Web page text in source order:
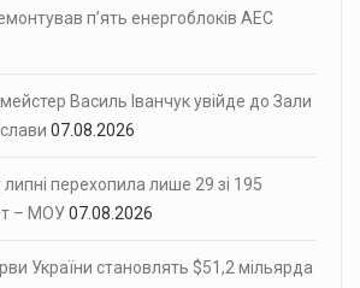
п’ять енергоблоків АЕС
Василь Іванчук увійде до Зали
07.08.2026
перехопила лише 29 зі 195
– МОУ07.08.2026
України становлять $51,2 мільярда